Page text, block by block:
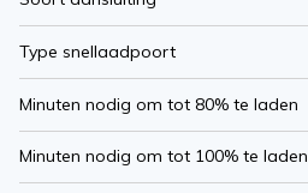
Type snellaadpoort
Minuten nodig om tot 80% te laden
Minuten nodig om tot 100% te laden